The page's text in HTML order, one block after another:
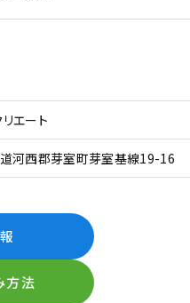
エート
河西郡芽室町芽室基線19-16
方法